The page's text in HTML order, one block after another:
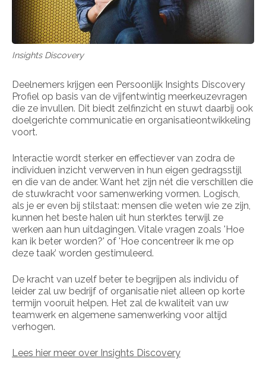
Insights Discovery
Deelnemers krijgen een Persoonlijk Insights Discovery
Profiel op basis van de vijfentwintig meerkeuzevragen
die ze invullen. Dit biedt zelfinzicht en stuwt daarbij ook
doelgerichte communicatie en organisatieontwikkeling
voort.
Interactie wordt sterker en effectiever van zodra de
individuen inzicht verwerven in hun eigen gedragsstijl
en die van de ander. Want het zijn nét die verschillen die
de stuwkracht voor samenwerking vormen. Logisch,
als je er even bij stilstaat: mensen die weten wie ze zijn,
kunnen het beste halen uit hun sterktes terwijl ze
werken aan hun uitdagingen. Vitale vragen zoals 'Hoe
kan ik beter worden?' of 'Hoe concentreer ik me op
deze taak’ worden gestimuleerd.
De kracht van uzelf beter te begrijpen als individu of
leider zal uw bedrijf of organisatie niet alleen op korte
termijn vooruit helpen. Het zal de kwaliteit van uw
teamwerk en algemene samenwerking voor altijd
verhogen.
Lees hier meer over Insights Discovery